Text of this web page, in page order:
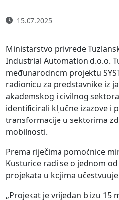
15.07.2025
Ministarstvo privrede
Industrial Automation d.o.o.
međunarodnom projektu
radionicu za predstavnike iz
akademskog i civilnog
identificirali ključne izazove i
transformacije u sektorima
mobilnosti.
Prema riječima pomoćnice
Kusturice radi se o jednom
projekata u kojima
„Projekat je vrijedan blizu 15